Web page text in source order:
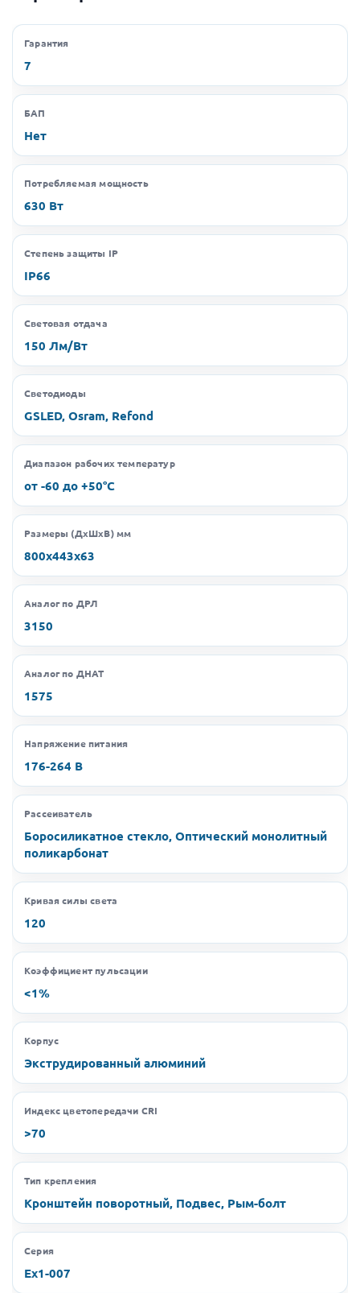
Гарантия
7
БАП
Нет
Потребляемая мощность
630 Вт
Степень защиты IP
IP66
Световая отдача
150 Лм/Вт
Светодиоды
GSLED, Osram, Refond
Диапазон рабочих температур
от -60 до +50°C
Размеры (ДхШхВ) мм
800х443х63
Аналог по ДРЛ
3150
Аналог по ДНАТ
1575
Напряжение питания
176-264 В
Рассеиватель
Боросиликатное стекло, Оптический монолитный
поликарбонат
Кривая силы света
120
Коэффициент пульсации
<1%
Корпус
Экструдированный алюминий
Индекс цветопередачи CRI
>70
Тип крепления
Кронштейн поворотный, Подвес, Рым-болт
Серия
Ex1-007